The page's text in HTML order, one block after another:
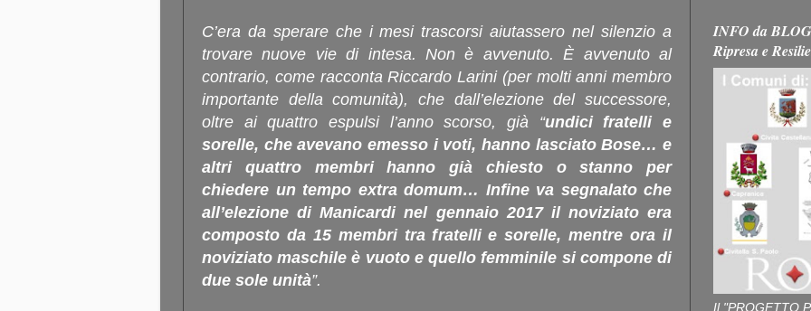
C’era da sperare che i mesi trascorsi aiutassero nel silenzio a
trovare nuove vie di intesa. Non è avvenuto. È avvenuto al
contrario, come racconta Riccardo Larini (per molti anni membro
importante della comunità), che dall’elezione del successore,
oltre ai quattro espulsi l’anno scorso, già “undici fratelli e
sorelle, che avevano emesso i voti, hanno lasciato Bose… e
altri quattro membri hanno già chiesto o stanno per
chiedere un tempo extra domum… Infine va segnalato che
all’elezione di Manicardi nel gennaio 2017 il noviziato era
composto da 15 membri tra fratelli e sorelle, mentre ora il
noviziato maschile è vuoto e quello femminile si compone di
due sole unità”.
INFO da
Ripresa e
Il "PROGETTO